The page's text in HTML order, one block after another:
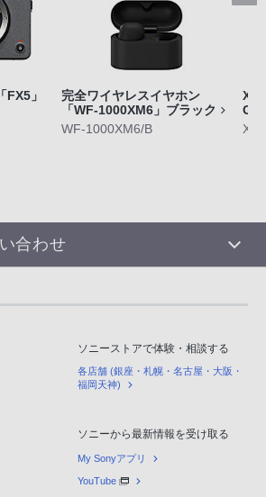
」
完全ワイヤレスイヤホン
「WF-1000XM6」ブラック
WF-1000XM6/B
合わせ
ソニーストアで体験・相談する
各店舗 (銀座・札幌・名古屋・大阪・
福岡天神)
ソニーから最新情報を受け取る
My Sonyアプリ
YouTube